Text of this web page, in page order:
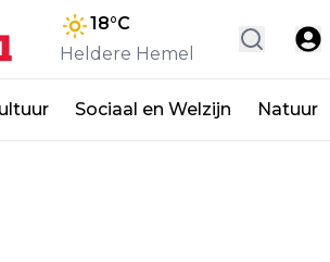
18°C
Heldere Hemel
Sociaal en Welzijn Natuur